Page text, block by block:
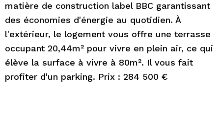
matière de construction label BBC garantissant
des économies d'énergie au quotidien. À
l'extérieur, le logement vous offre une terrasse
occupant 20,44m² pour vivre en plein air, ce qui
élève la surface à vivre à 80m². Il vous fait
profiter d'un parking. Prix : 284 500 €